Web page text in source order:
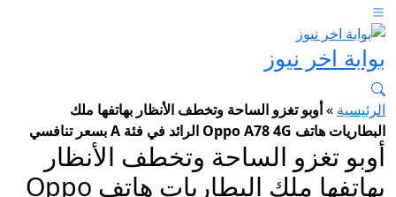
بوابة اخر نيوز
الرئيسية »أوبو تغزو الساحة وتخطف الأنظار بهاتفها ملك
البطاريات هاتف Oppo A78 4G الرائد في فئة A بسعر تنافسي
أوبو تغزو الساحة وتخطف الأنظار
بهاتفها ملك البطاريات هاتف Oppo